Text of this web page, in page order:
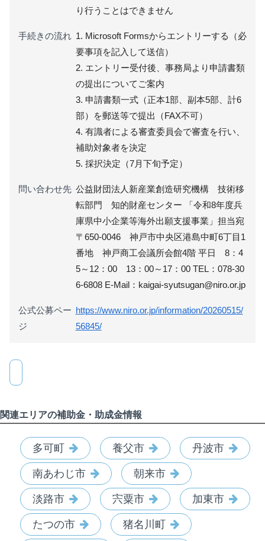
り行うことはできません
手続きの流れ 1. Microsoft Formsからエントリーする（必
要事項を記入して送信）
2. エントリー受付後、事務局より申請書類
の提出についてご案内
3. 申請書類一式（正本1部、副本5部、計6
部）を郵送等で提出（FAX不可）
4. 有識者による審査委員会で審査を行い、
補助対象者を決定
5. 採択決定（7月下旬予定）
問い合わせ先 公益財団法人新産業創造研究機構 技術移
転部門 知的財産センター 「令和8年度兵
庫県中小企業等海外出願支援事業」担当宛
〒650-0046 神戸市中央区港島中町6丁目1
番地 神戸商工会議所会館4階 平日 8：4
5～12：00 13：00～17：00 TEL：078-30
6-6808 E-Mail：kaigai-syutsugan@niro.or.jp
公式公募ペー
ジ
https://www.niro.or.jp/information/20260515/
56845/
関連エリアの補助金・助成金情報
多可町 養父市 丹波市
南あわじ市 朝来市
淡路市 宍粟市 加東市
たつの市 猪名川町